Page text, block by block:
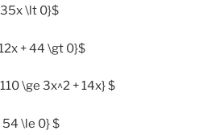
\lt 0}$
+ 44 \gt 0}$
\ge 3x^2 + 14x} $
54 \le 0} $